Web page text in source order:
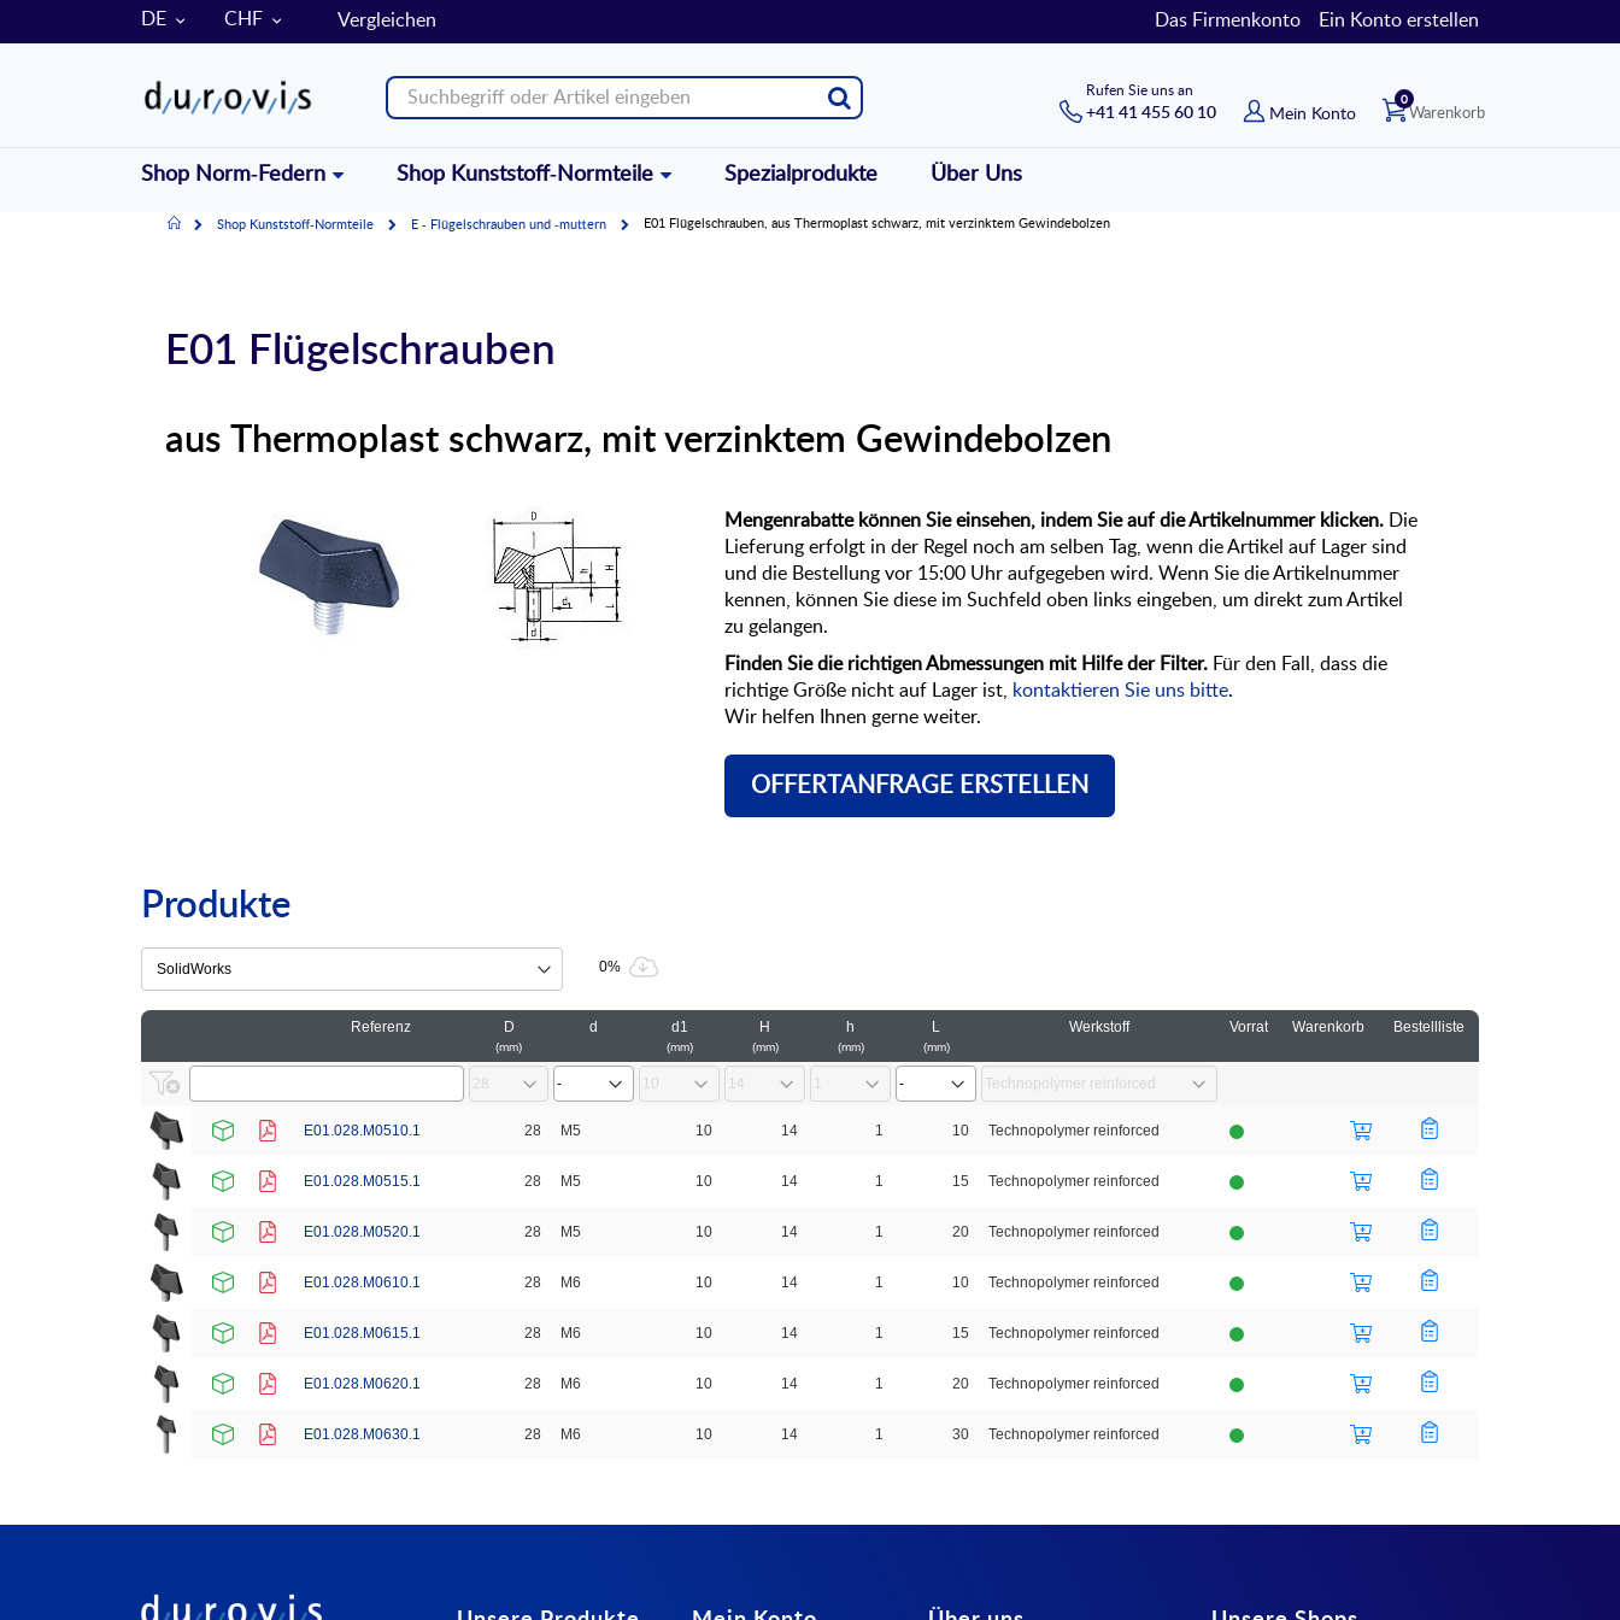
SPRACHE
DE WÄHRUNG
CHF Vergleichen Das Firmenkonto Ein Konto erstellen
Rufen Sie uns an
+41 41 455 60 10 Mein Konto Warenkorb
0Artikel
Shop Norm-Federn Shop Kunststoff-Normteile Spezialprodukte Über Uns
HomeShop Kunststoff-Normteile E - Flügelschrauben und -muttern E01 Flügelschrauben, aus Thermoplast schwarz, mit verzinktem Gewindebolzen
E01 Flügelschrauben
aus Thermoplast schwarz, mit verzinktem Gewindebolzen
Mengenrabatte können Sie einsehen, indem Sie auf die Artikelnummer klicken. Die
Lieferung erfolgt in der Regel noch am selben Tag, wenn die Artikel auf Lager sind
und die Bestellung vor 15:00 Uhr aufgegeben wird. Wenn Sie die Artikelnummer
kennen, können Sie diese im Suchfeld oben links eingeben, um direkt zum Artikel
zu gelangen.
Finden Sie die richtigen Abmessungen mit Hilfe der Filter. Für den Fall, dass die
richtige Größe nicht auf Lager ist, kontaktieren Sie uns bitte.
Wir helfen Ihnen gerne weiter.
OFFERTANFRAGE ERSTELLEN
Produkte
0%
Referenz D
mm
d d1
mm
H
mm
h
mm
L
mm
Werkstoff Vorrat Warenkorb Bestellliste
E01.028.M0510.1 28 M5 10 14 1 10 Technopolymer reinforced
E01.028.M0515.1 28 M5 10 14 1 15 Technopolymer reinforced
E01.028.M0520.1 28 M5 10 14 1 20 Technopolymer reinforced
E01.028.M0610.1 28 M6 10 14 1 10 Technopolymer reinforced
E01.028.M0615.1 28 M6 10 14 1 15 Technopolymer reinforced
E01.028.M0620.1 28 M6 10 14 1 20 Technopolymer reinforced
E01.028.M0630.1 28 M6 10 14 1 30 Technopolymer reinforced